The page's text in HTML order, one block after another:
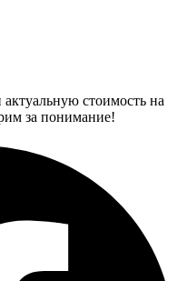
стоимость на
за понимание!